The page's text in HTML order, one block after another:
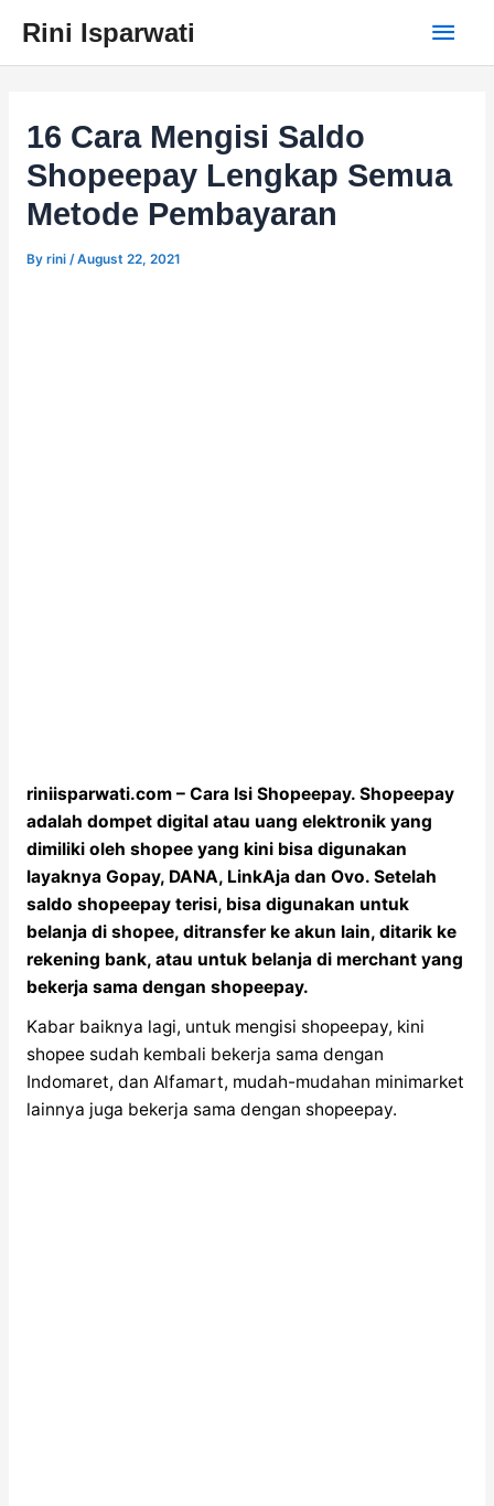
content
Rini Isparwati
Main
16 Cara Mengisi Saldo
Shopeepay Lengkap Semua
Metode Pembayaran
By rini /August 22, 2021
riniisparwati.com – Cara Isi Shopeepay. Shopeepay
adalah dompet digital atau uang elektronik yang
dimiliki oleh shopee yang kini bisa digunakan
layaknya Gopay, DANA, LinkAja dan Ovo. Setelah
saldo shopeepay terisi, bisa digunakan untuk
belanja di shopee, ditransfer ke akun lain, ditarik ke
rekening bank, atau untuk belanja di merchant yang
bekerja sama dengan shopeepay.
Kabar baiknya lagi, untuk mengisi shopeepay, kini
shopee sudah kembali bekerja sama dengan
Indomaret, dan Alfamart, mudah-mudahan minimarket
lainnya juga bekerja sama dengan shopeepay.